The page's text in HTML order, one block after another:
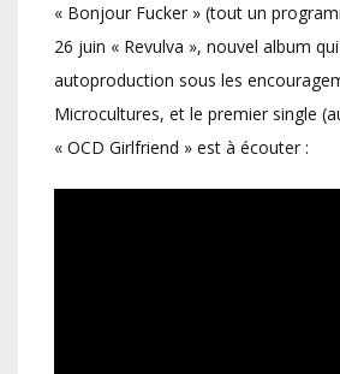
« Bonjour Fucker » (tout un
26 juin « Revulva », nouvel album
autoproduction sous les
Microcultures, et le premier single
« OCD Girlfriend » est à écouter :